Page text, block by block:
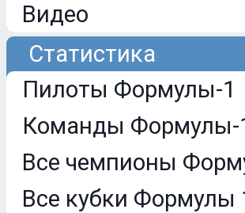
Видео
Статистика
Пилоты Формулы-1
Команды Формулы-
Все чемпионы
Все кубки Формулы